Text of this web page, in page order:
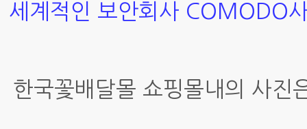
세계적인 보안회사 COMODO
한국꽃배달몰 쇼핑몰내의 사진